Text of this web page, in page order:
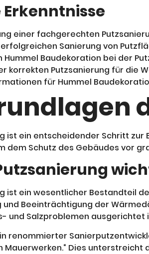
einer fachgerechten
Sanierung von
Hummel Baudekoration bei der
korrekten Putzsanierung für die
für Hummel
ist ein entscheidender Schritt
dem Schutz des Gebäudes vor
ist ein wesentlicher Bestandteil
und Beeinträchtigung der
und Salzproblemen ausgerichtet
renommierter
Mauerwerken.“ Dies